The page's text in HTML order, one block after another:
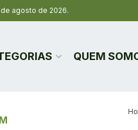
agosto de 2026.
QUEM